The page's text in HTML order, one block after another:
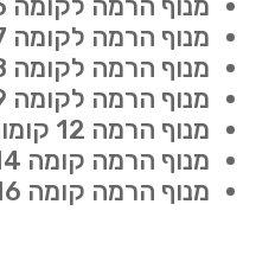
מנוף הרמה לקומה 7
מנוף הרמה לקומה 8
מנוף הרמה לקומה 9
מנוף הרמה 12 קומות
מנוף הרמה קומה 14
מנוף הרמה קומה 16